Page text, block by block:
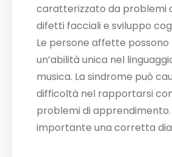
caratterizzato da problemi
difetti facciali e sviluppo
Le persone affette
un’abilità unica nel
musica. La sindrome può
difficoltà nel rapportarsi
problemi di apprendimento.
importante una corretta